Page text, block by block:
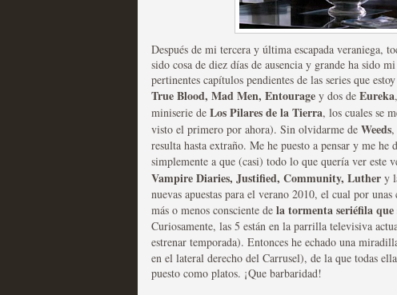
MOLTISANTI
Recomendación de la semana
Las series disponibles en
tienen fecha de caducidad
MOLTISANTI
Recomendación de la semana
Después de mi tercera y última escapada veraniega,
sido cosa de diez días de ausencia y grande ha sido
pertinentes capítulos pendientes de las series que
True Blood, Mad Men, Entourage y dos de Eureka
miniserie de Los Pilares de la Tierra, los cuales se
visto el primero por ahora). Sin olvidarme de Weeds,
resulta hasta extraño. Me he puesto a pensar y me he
simplemente a que (casi) todo lo que quería ver este
Vampire Diaries, Justified, Community, Luther y
nuevas apuestas para el verano 2010, el cual por
más o menos consciente de la tormenta seriéfila que
Curiosamente, las 5 están en la parrilla televisiva
estrenar temporada). Entonces he echado una
en el lateral derecho del Carrusel), de la que todas
puesto como platos. ¡Que barbaridad!